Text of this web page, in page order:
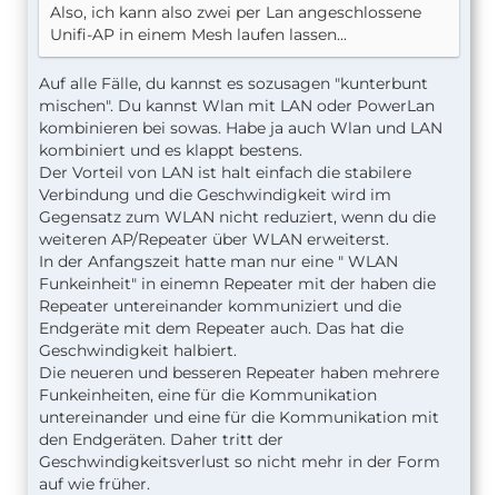
Also, ich kann also zwei per Lan angeschlossene
Unifi-AP in einem Mesh laufen lassen...
Auf alle Fälle, du kannst es sozusagen "kunterbunt
mischen". Du kannst Wlan mit LAN oder PowerLan
kombinieren bei sowas. Habe ja auch Wlan und LAN
kombiniert und es klappt bestens.
Der Vorteil von LAN ist halt einfach die stabilere
Verbindung und die Geschwindigkeit wird im
Gegensatz zum WLAN nicht reduziert, wenn du die
weiteren AP/Repeater über WLAN erweiterst.
In der Anfangszeit hatte man nur eine " WLAN
Funkeinheit" in einemn Repeater mit der haben die
Repeater untereinander kommuniziert und die
Endgeräte mit dem Repeater auch. Das hat die
Geschwindigkeit halbiert.
Die neueren und besseren Repeater haben mehrere
Funkeinheiten, eine für die Kommunikation
untereinander und eine für die Kommunikation mit
den Endgeräten. Daher tritt der
Geschwindigkeitsverlust so nicht mehr in der Form
auf wie früher.